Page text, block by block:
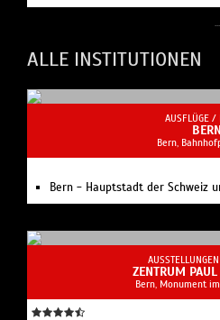
ALLE INSTITUTIONEN
AUSFLÜGE /
BERN
Bern,
Bern - Hauptstadt der Schweiz
ZENTRUM PAUL
Bern, Monument